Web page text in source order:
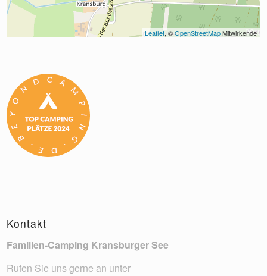
Leaflet, © OpenStreetMap Mitwirkende
Kontakt
Familien-Camping Kransburger See
Rufen Sie uns gerne an unter